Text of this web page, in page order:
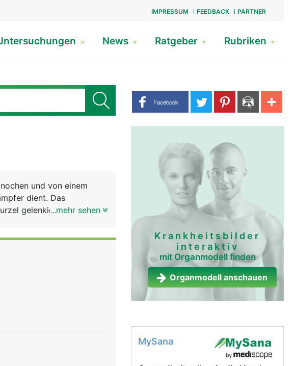
IMPRESSUM FEEDBACK PARTNER
News Ratgeber Rubriken
Share buttons
Facebook
und von einem
dient. Das
gelenkig verbunden.
...mehr sehen
Krankheitsbilder
interaktiv
mit Organmodell finden
Organmodell anschauen
MySana